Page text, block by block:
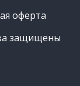
оферта
защищены